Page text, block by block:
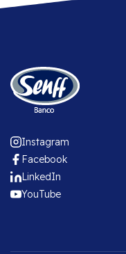
Instagram
Facebook
LinkedIn
YouTube